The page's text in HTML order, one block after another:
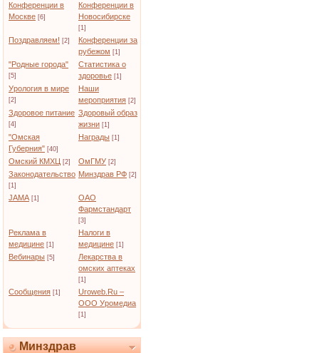
Конференции в
Москве [6]
Конференции в
Новосибирске
[1]
Поздравляем! [2]
Конференции за
рубежом [1]
"Родные города"
[5]
Статистика о
здоровье [1]
Урология в мире
[2]
Наши
мероприятия [2]
Здоровое питание
[4]
Здоровый образ
жизни [1]
"Омская
Губерния" [40]
Награды [1]
Омский КМХЦ [2] ОмГМУ [2]
Законодательство
[1]
Минздрав РФ [2]
JAMA [1]
ОАО
Фармстандарт
[3]
Реклама в
медицине [1]
Налоги в
медицине [1]
Вебинары [5]
Лекарства в
омских аптеках
[1]
Сообщения [1]
Uroweb.Ru –
ООО Уромедиа
[1]
Минздрав